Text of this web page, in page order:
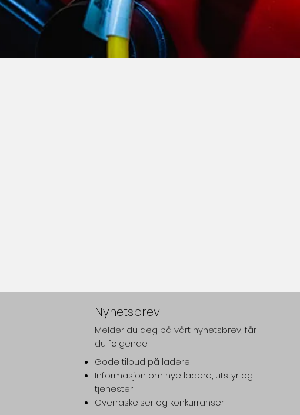
Nyhetsbrev
Melder du deg på vårt nyhetsbrev, får
du følgende:
Gode tilbud på ladere
Informasjon om nye ladere, utstyr og
tjenester
Overraskelser og konkurranser